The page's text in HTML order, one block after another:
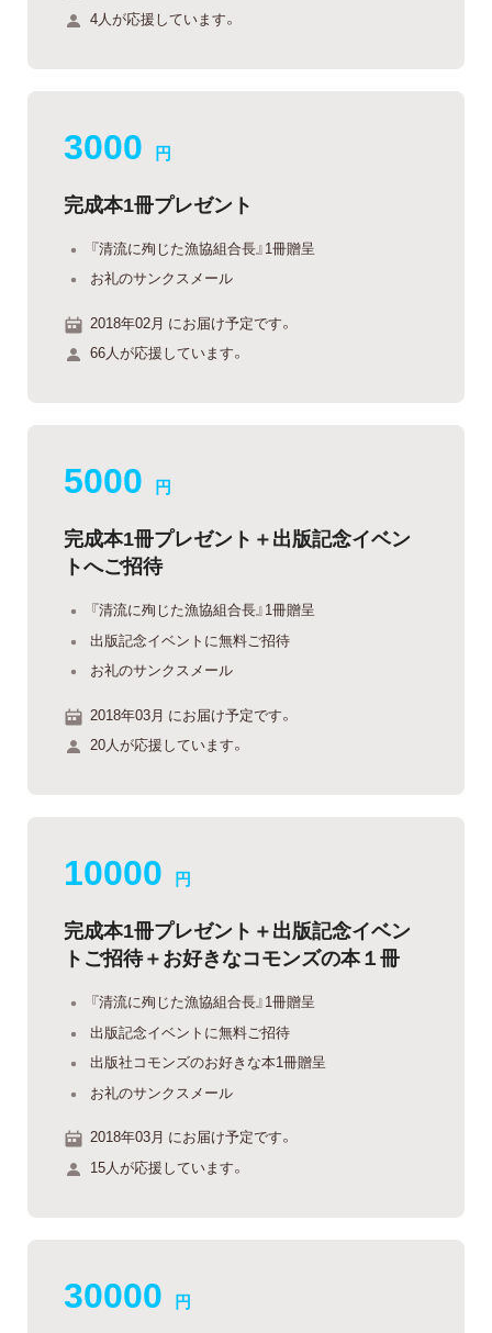
4人が応援しています。
3000 円
完成本1冊プレゼント
『清流に殉じた漁協組合長』1冊贈呈
お礼のサンクスメール
2018年02月 にお届け予定です。
66人が応援しています。
5000 円
完成本1冊プレゼント＋出版記念イベン
トへご招待
『清流に殉じた漁協組合長』1冊贈呈
出版記念イベントに無料ご招待
お礼のサンクスメール
2018年03月 にお届け予定です。
20人が応援しています。
10000 円
完成本1冊プレゼント＋出版記念イベン
トご招待＋お好きなコモンズの本１冊
『清流に殉じた漁協組合長』1冊贈呈
出版記念イベントに無料ご招待
出版社コモンズのお好きな本1冊贈呈
お礼のサンクスメール
2018年03月 にお届け予定です。
15人が応援しています。
30000 円